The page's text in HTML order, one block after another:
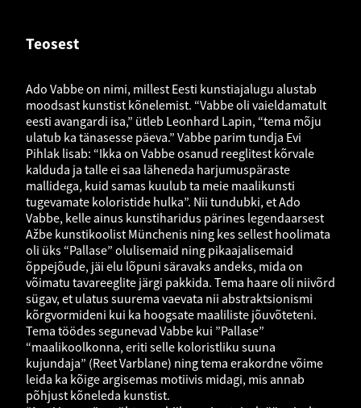
Teosest
Ado Vabbe on nimi, millest Eesti kunstiajalugu alustab
moodsast kunstist kõnelemist. “Vabbe oli vaieldamatult
eesti avangardi isa,” ütleb Leonhard Lapin, “tema mõju
ulatub ka tänasesse päeva.” Vabbe parim tundja Evi
Pihlak lisab: “Ikka on Vabbe osanud reeglitest kõrvale
kalduda ja talle ei saa läheneda harjumuspäraste
mallidega, kuid samas kuulub ta meie maalikunsti
tugevamate koloristide hulka”. Nii tundubki, et Ado
Vabbe, kelle ainus kunstiharidus pärines legendaarsest
Ažbe kunstikoolist Münchenis ning kes sellest hoolimata
oli üks “Pallase” olulisemaid ning pikaajalisemaid
õppejõude, jäi elu lõpuni säravaks andeks, mida on
võimatu tavareeglite järgi pakkida. Tema haare oli niivõrd
sügav, et ulatus suurema vaevata nii abstraktsionismi
kõrgvormideni kui ka hoogsate maaliliste jõuvõteteni.
Tema töödes segunevad Vabbe kui ”Pallase”
“maalikoolkonna, eriti selle koloristliku suuna
kujundaja” (Reet Varblane) ning tema erakordne võime
leida ka kõige argisemas motiivis midagi, mis annab
põhjust kõneleda kunstist.